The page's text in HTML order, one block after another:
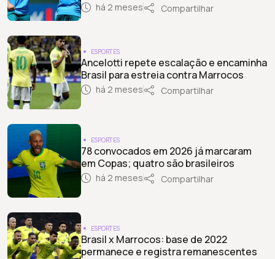
há 2 meses Compartilhar
ESPORTES
Ancelotti repete escalação e encaminha
Brasil para estreia contra Marrocos
há 2 meses Compartilhar
ESPORTES
78 convocados em 2026 já marcaram
em Copas; quatro são brasileiros
há 2 meses Compartilhar
ESPORTES
Brasil x Marrocos: base de 2022
permanece e registra remanescentes